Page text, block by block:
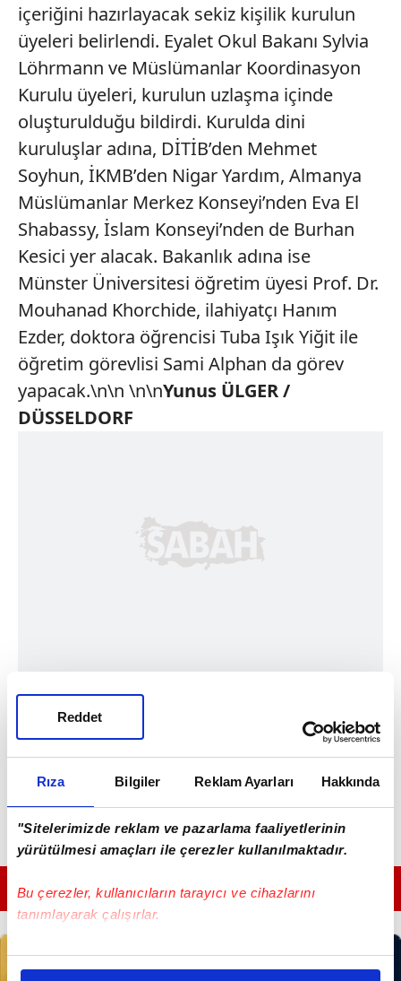
Rıza Bilgiler Reklam Ayarları Hakkında
"Sitelerimizde reklam ve pazarlama faaliyetlerinin
yürütülmesi amaçları ile çerezler kullanılmaktadır.
Bu çerezler, kullanıcıların tarayıcı ve cihazlarını
tanımlayarak çalışırlar.
Bu çerezlere izin vermeniz halinde sizlere özel
Reddet
içeriğini hazırlayacak sekiz kişilik kurulun
üyeleri belirlendi. Eyalet Okul Bakanı Sylvia
Löhrmann ve Müslümanlar Koordinasyon
Kurulu üyeleri, kurulun uzlaşma içinde
oluşturulduğu bildirdi. Kurulda dini
kuruluşlar adına, DİTİB’den Mehmet
Soyhun, İKMB’den Nigar Yardım, Almanya
Müslümanlar Merkez Konseyi’nden Eva El
Shabassy, İslam Konseyi’nden de Burhan
Kesici yer alacak. Bakanlık adına ise
Münster Üniversitesi öğretim üyesi Prof. Dr.
Mouhanad Khorchide, ilahiyatçı Hanım
Ezder, doktora öğrencisi Tuba Işık Yiğit ile
öğretim görevlisi Sami Alphan da görev
yapacak.\n\n \n\nYunus ÜLGER /
DÜSSELDORF
GÜNÜN EN ÖNEMLİ MANŞETLERİ İÇİN TIKLAYIN